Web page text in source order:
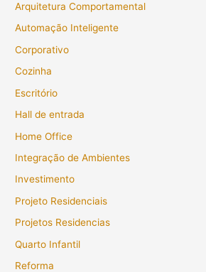
Arquitetura Comportamental
Automação Inteligente
Corporativo
Cozinha
Escritório
Hall de entrada
Home Office
Integração de Ambientes
Investimento
Projeto Residenciais
Projetos Residencias
Quarto Infantil
Reforma